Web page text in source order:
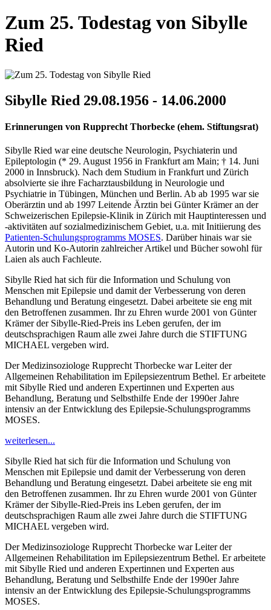
Zum 25. Todestag von Sibylle
Ried
Sibylle Ried 29.08.1956 - 14.06.2000
Erinnerungen von Rupprecht Thorbecke (ehem. Stiftungsrat)
Sibylle Ried war eine deutsche Neurologin, Psychiaterin und
Epileptologin (* 29. August 1956 in Frankfurt am Main; † 14. Juni
2000 in Innsbruck). Nach dem Studium in Frankfurt und Zürich
absolvierte sie ihre Facharztausbildung in Neurologie und
Psychiatrie in Tübingen, München und Berlin. Ab ab 1995 war sie
Oberärztin und ab 1997 Leitende Ärztin bei Günter Krämer an der
Schweizerischen Epilepsie-Klinik in Zürich mit Hauptinteressen und
-aktivitäten auf sozialmedizinischem Gebiet, u.a. mit Initiierung des
Patienten-Schulungsprogramms MOSES. Darüber hinais war sie
Autorin und Ko-Autorin zahlreicher Artikel und Bücher sowohl für
Laien als auch Fachleute.
Sibylle Ried hat sich für die Information und Schulung von
Menschen mit Epilepsie und damit der Verbesserung von deren
Behandlung und Beratung eingesetzt. Dabei arbeitete sie eng mit
den Betroffenen zusammen. Ihr zu Ehren wurde 2001 von Günter
Krämer der Sibylle-Ried-Preis ins Leben gerufen, der im
deutschsprachigen Raum alle zwei Jahre durch die STIFTUNG
MICHAEL vergeben wird.
Der Medizinsoziologe Rupprecht Thorbecke war Leiter der
Allgemeinen Rehabilitation im Epilepsiezentrum Bethel. Er arbeitete
mit Sibylle Ried und anderen Expertinnen und Experten aus
Behandlung, Beratung und Selbsthilfe Ende der 1990er Jahre
intensiv an der Entwicklung des Epilepsie-Schulungsprogramms
MOSES.
weiterlesen...
Sibylle Ried hat sich für die Information und Schulung von
Menschen mit Epilepsie und damit der Verbesserung von deren
Behandlung und Beratung eingesetzt. Dabei arbeitete sie eng mit
den Betroffenen zusammen. Ihr zu Ehren wurde 2001 von Günter
Krämer der Sibylle-Ried-Preis ins Leben gerufen, der im
deutschsprachigen Raum alle zwei Jahre durch die STIFTUNG
MICHAEL vergeben wird.
Der Medizinsoziologe Rupprecht Thorbecke war Leiter der
Allgemeinen Rehabilitation im Epilepsiezentrum Bethel. Er arbeitete
mit Sibylle Ried und anderen Expertinnen und Experten aus
Behandlung, Beratung und Selbsthilfe Ende der 1990er Jahre
intensiv an der Entwicklung des Epilepsie-Schulungsprogramms
MOSES.